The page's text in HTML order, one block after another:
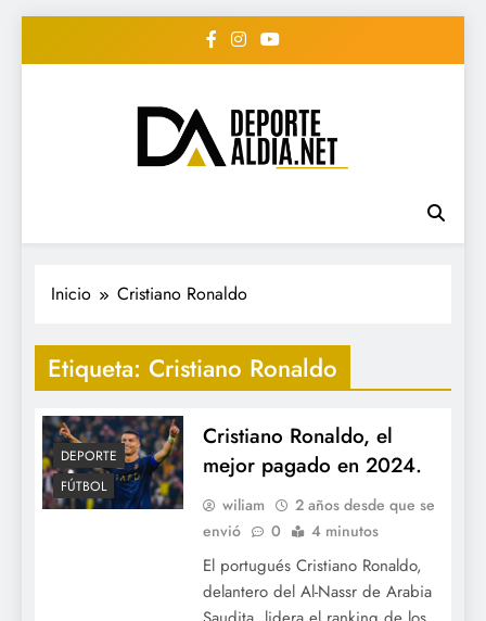
• DEPORTE AL DIA •
"Periodico Deportivo
Digital"
#deportealdiard #deportealdiaperiodico
Inicio Cristiano Ronaldo
Etiqueta: Cristiano Ronaldo
DEPORTE
FÚTBOL
Cristiano Ronaldo, el
mejor pagado en 2024.
wiliam
2 años desde que se
envió
0 4 minutos
El portugués Cristiano Ronaldo,
delantero del Al-Nassr de Arabia